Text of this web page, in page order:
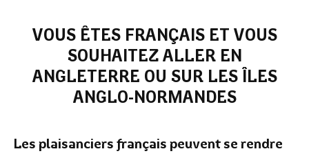
VOUS ÊTES FRANÇAIS ET VOUS
SOUHAITEZ ALLER EN
ANGLETERRE OU SUR LES ÎLES
ANGLO-NORMANDES
Les plaisanciers français peuvent se rendre